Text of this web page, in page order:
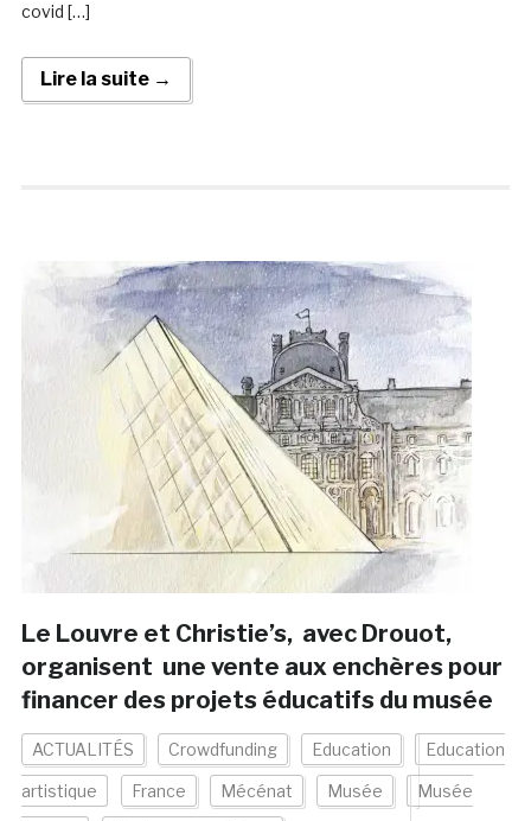
covid […]
Lire la suite →
Le Louvre et Christie’s, avec Drouot,
organisent une vente aux enchères pour
financer des projets éducatifs du musée
ACTUALITÉS Crowdfunding Education Education
artistique France Mécénat Musée Musée